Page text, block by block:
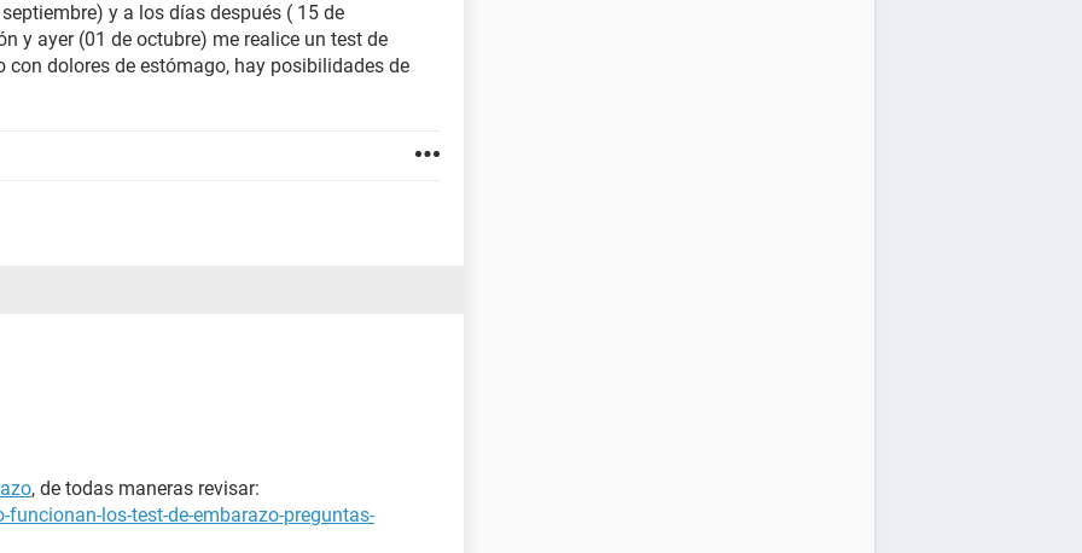
y a los días después ( 15 de
y ayer (01 de octubre) me realice un test de
dolores de estómago, hay posibilidades de
, de todas maneras revisar:
los-test-de-embarazo-preguntas-